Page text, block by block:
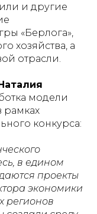
и другие
«Берлога»,
хозяйства, а
отрасли.
модели
рамках
конкурса:
в едином
проекты
экономики
регионов